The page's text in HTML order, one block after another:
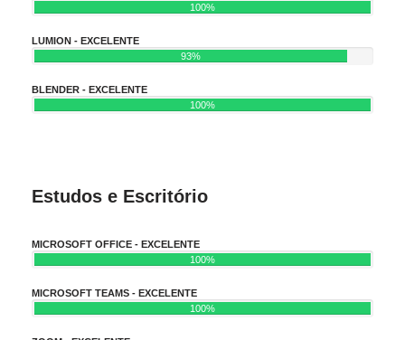
100%
LUMION - EXCELENTE
93%
BLENDER - EXCELENTE
100%
Estudos e Escritório
MICROSOFT OFFICE - EXCELENTE
100%
MICROSOFT TEAMS - EXCELENTE
100%